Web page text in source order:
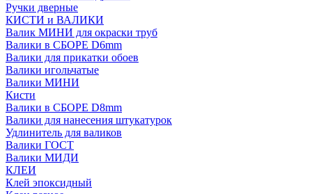
Ручки дверные
КИСТИ и ВАЛИКИ
Валик МИНИ для окраски труб
Валики в СБОРЕ D6mm
Валики для прикатки обоев
Валики игольчатые
Валики МИНИ
Кисти
Валики в СБОРЕ D8mm
Валики для нанесения штукатурок
Удлинитель для валиков
Валики ГОСТ
Валики МИДИ
КЛЕИ
Клей эпоксидный